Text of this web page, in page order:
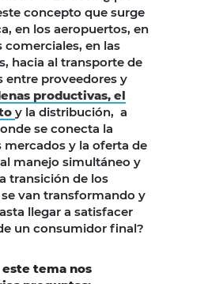
concepto que surge
en los aeropuertos, en
comerciales, en las
hacia al transporte de
entre proveedores y
productivas, el
y la distribución, a
se conecta la
mercados y la oferta de
manejo simultáneo y
transición de los
van transformando y
llegar a satisfacer
un consumidor final?
tema nos